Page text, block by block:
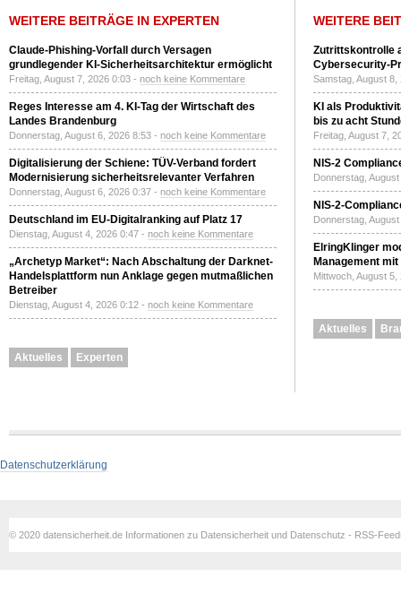
WEITERE BEITRÄGE IN EXPERTEN
Claude-Phishing-Vorfall durch Versagen
grundlegender KI-Sicherheitsarchitektur ermöglicht
Freitag, August 7, 2026 0:03 - noch keine Kommentare
Reges Interesse am 4. KI-Tag der Wirtschaft des
Landes Brandenburg
Donnerstag, August 6, 2026 8:53 - noch keine Kommentare
Digitalisierung der Schiene: TÜV-Verband fordert
Modernisierung sicherheitsrelevanter Verfahren
Donnerstag, August 6, 2026 0:37 - noch keine Kommentare
Deutschland im EU-Digitalranking auf Platz 17
Dienstag, August 4, 2026 0:47 - noch keine Kommentare
„Archetyp Market“: Nach Abschaltung der Darknet-
Handelsplattform nun Anklage gegen mutmaßlichen
Betreiber
Dienstag, August 4, 2026 0:12 - noch keine Kommentare
Aktuelles Experten
WEITERE
Zutrittskontrolle
Cybersecurity-
Samstag, August
KI als
bis zu acht
Freitag, August 7,
NIS-2
Donnerstag,
NIS-2-
Donnerstag,
ElringKlinger
Management
Mittwoch, August
Aktuelles
Datenschutzerklärung
© 2020 datensicherheit.de Informationen zu Datensicherheit und Datenschutz - RSS-